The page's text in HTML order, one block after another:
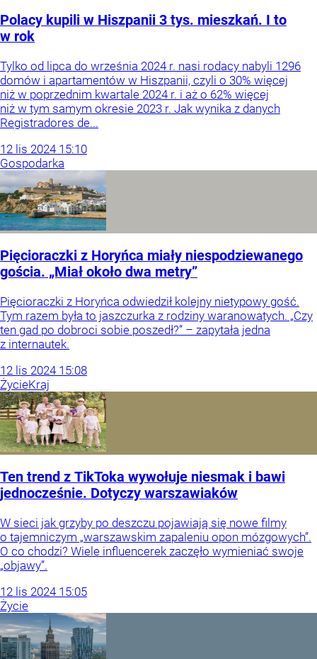
Polacy kupili w Hiszpanii 3 tys. mieszkań. I to
w rok
Tylko od lipca do września 2024 r. nasi rodacy nabyli 1296
domów i apartamentów w Hiszpanii, czyli o 30% więcej
niż w poprzednim kwartale 2024 r. i aż o 62% więcej
niż w tym samym okresie 2023 r. Jak wynika z danych
Registradores de...
12 lis 2024 15:10
Gospodarka
Pięcioraczki z Horyńca miały niespodziewanego
gościa. „Miał około dwa metry”
Pięcioraczki z Horyńca odwiedził kolejny nietypowy gość.
Tym razem była to jaszczurka z rodziny waranowatych. „Czy
ten gad po dobroci sobie poszedł?” – zapytała jedna
z internautek.
12 lis 2024 15:08
ŻycieKraj
Ten trend z TikToka wywołuje niesmak i bawi
jednocześnie. Dotyczy warszawiaków
W sieci jak grzyby po deszczu pojawiają się nowe filmy
o tajemniczym „warszawskim zapaleniu opon mózgowych”.
O co chodzi? Wiele influencerek zaczęło wymieniać swoje
„objawy”.
12 lis 2024 15:05
Życie